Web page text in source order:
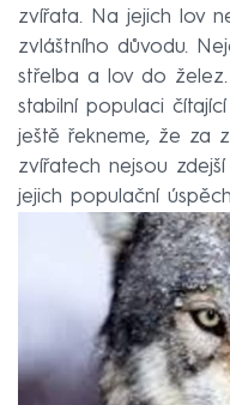
zvířata. Na jejich lov
zvláštního důvodu.
střelba a lov do
stabilní populaci
ještě řekneme, že za
zvířatech nejsou
jejich populační